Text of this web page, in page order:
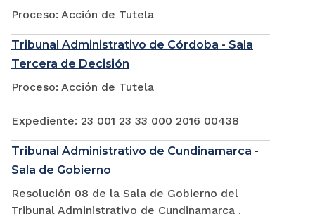
Proceso: Acción de Tutela
Tribunal Administrativo de Córdoba - Sala
Tercera de Decisión
Proceso: Acción de Tutela
Expediente: 23 001 23 33 000 2016 00438
Tribunal Administrativo de Cundinamarca -
Sala de Gobierno
Resolución 08 de la Sala de Gobierno del
Tribunal Administrativo de Cundinamarca .